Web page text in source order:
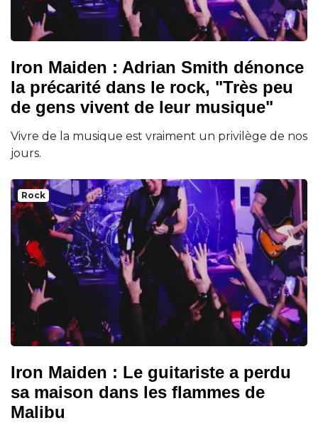
Iron Maiden : Adrian Smith dénonce
la précarité dans le rock, "Très peu
de gens vivent de leur musique"
Vivre de la musique est vraiment un privilège de nos
jours.
Rock
Iron Maiden : Le guitariste a perdu
sa maison dans les flammes de
Malibu